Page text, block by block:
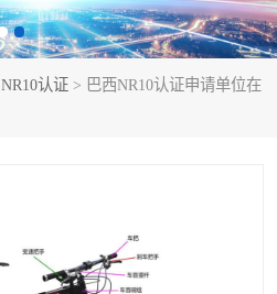
NR10认证 > 巴西NR10认证申请单位在
巴西NR认证
RETIE认证